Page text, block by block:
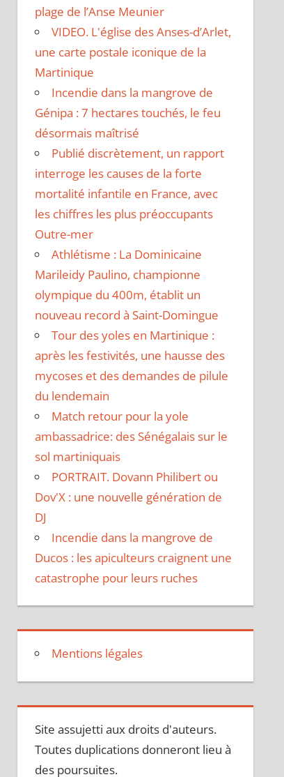
plage de l’Anse Meunier
VIDEO. L'église des Anses-d’Arlet,
une carte postale iconique de la
Martinique
Incendie dans la mangrove de
Génipa : 7 hectares touchés, le feu
désormais maîtrisé
Publié discrètement, un rapport
interroge les causes de la forte
mortalité infantile en France, avec
les chiffres les plus préoccupants
Outre-mer
Athlétisme : La Dominicaine
Marileidy Paulino, championne
olympique du 400m, établit un
nouveau record à Saint-Domingue
Tour des yoles en Martinique :
après les festivités, une hausse des
mycoses et des demandes de pilule
du lendemain
Match retour pour la yole
ambassadrice: des Sénégalais sur le
sol martiniquais
PORTRAIT. Dovann Philibert ou
Dov'X : une nouvelle génération de
DJ
Incendie dans la mangrove de
Ducos : les apiculteurs craignent une
catastrophe pour leurs ruches
Mentions légales
Site assujetti aux droits d'auteurs.
Toutes duplications donneront lieu à
des poursuites.